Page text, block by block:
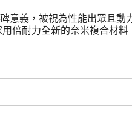
意義，被視為性能出眾且
倍耐力全新的奈米複合材